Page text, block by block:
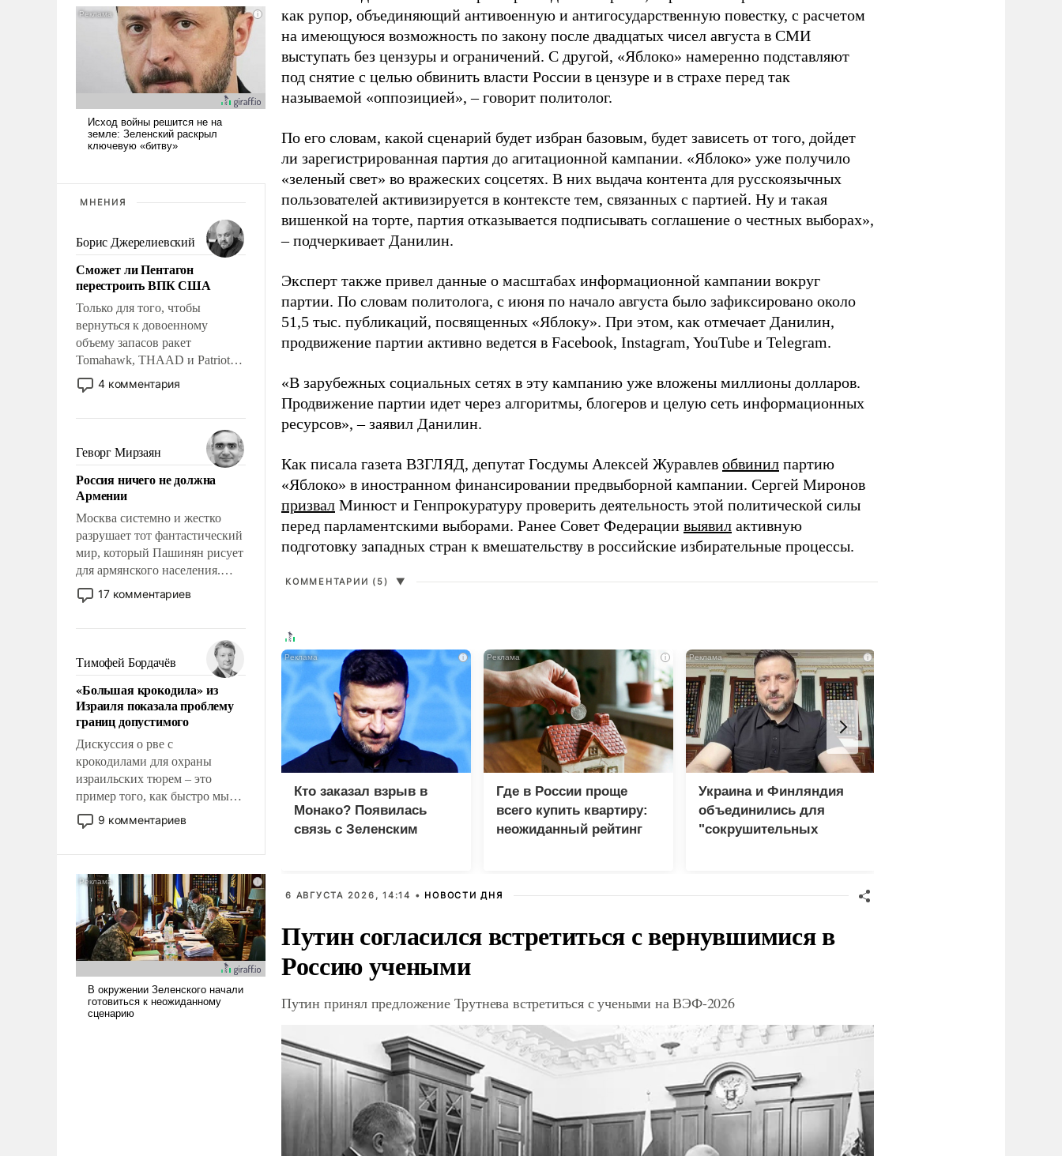
МНЕНИЯ
Борис Джерелиевский
Сможет ли Пентагон
перестроить ВПК США
Только для того, чтобы
вернуться к довоенному
объему запасов ракет
Tomahawk, THAAD и Patriot
США потребуется более трех
лет. Даже небольшая война с
Сложившаяся ситуация
означает многолетний период
уязвимости США, например,
перед Китаем.
4 комментария
Геворг Мирзаян
Россия ничего не должна
Армении
Москва системно и жестко
разрушает тот фантастический
мир, который Пашинян рисует
для армянского населения.
Мир, где политические
прожекты будут безусловно
налогоплательщиков и где
Еревану за свои поступки не
нужно отвечать.
17 комментариев
Тимофей Бордачёв
«Большая крокодила» из
Израиля показала проблему
границ допустимого
Дискуссия о рве с
крокодилами для охраны
израильских тюрем – это
пример того, как быстро мы
двигаемся по пути
революционных изменений.
псевдонаучной фантастики,
стало всерьез обсуждаемой
идеей.
9 комментариев
как рупор, объединяющий антивоенную и антигосударственную повестку, с расчетом
на имеющуюся возможность по закону после двадцатых чисел августа в СМИ
выступать без цензуры и ограничений. С другой, «Яблоко» намеренно подставляют
под снятие с целью обвинить власти России в цензуре и в страхе перед так
называемой «оппозицией», – говорит политолог.
По его словам, какой сценарий будет избран базовым, будет зависеть от того, дойдет
ли зарегистрированная партия до агитационной кампании. «Яблоко» уже получило
«зеленый свет» во вражеских соцсетях. В них выдача контента для русскоязычных
пользователей активизируется в контексте тем, связанных с партией. Ну и такая
вишенкой на торте, партия отказывается подписывать соглашение о честных выборах»,
– подчеркивает Данилин.
Эксперт также привел данные о масштабах информационной кампании вокруг
партии. По словам политолога, с июня по начало августа было зафиксировано около
51,5 тыс. публикаций, посвященных «Яблоку». При этом, как отмечает Данилин,
продвижение партии активно ведется в Facebook, Instagram, YouTube и Telegram.
«В зарубежных социальных сетях в эту кампанию уже вложены миллионы долларов.
Продвижение партии идет через алгоритмы, блогеров и целую сеть информационных
ресурсов», – заявил Данилин.
Как писала газета ВЗГЛЯД, депутат Госдумы Алексей Журавлев обвинил партию
«Яблоко» в иностранном финансировании предвыборной кампании. Сергей Миронов
призвал Минюст и Генпрокуратуру проверить деятельность этой политической силы
перед парламентскими выборами. Ранее Совет Федерации выявил активную
подготовку западных стран к вмешательству в российские избирательные процессы.
КОММЕНТАРИИ (5) ▼
i
Кто заказал взрыв в
Монако? Появилась
связь с Зеленским
i
Где в России проще
всего купить квартиру:
неожиданный рейтинг
i
Украина и Финляндия
объединились для
"сокрушительных
6 АВГУСТА 2026, 14:14 • НОВОСТИ ДНЯ
Путин согласился встретиться с вернувшимися в
Россию учеными
Путин принял предложение Трутнева встретиться с учеными на ВЭФ-2026